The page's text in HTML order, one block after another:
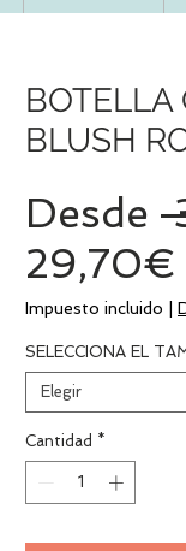
BOTELLA
BLUSH
Desde
29,70€
Impuesto incluido
SELECCIONA EL
Elegir
Cantidad *